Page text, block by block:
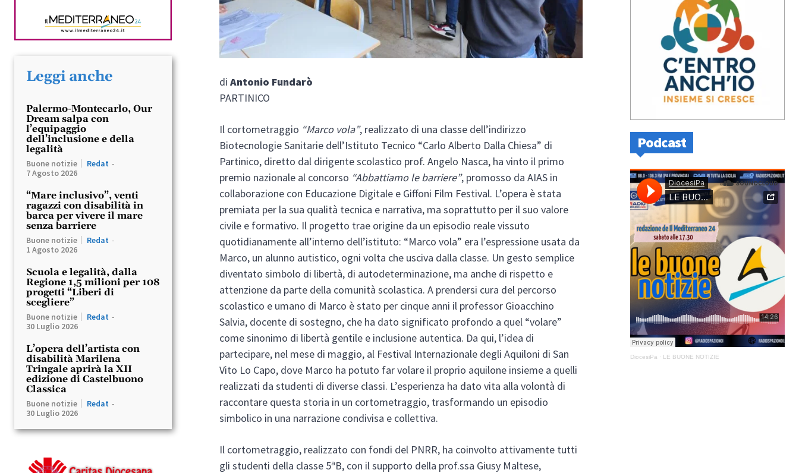
Leggi anche
Palermo-Montecarlo, Our
Dream salpa con
l’equipaggio
dell’inclusione e della
legalità
Buone notizie Redat -
7 Agosto 2026
“Mare inclusivo”, venti
ragazzi con disabilità in
barca per vivere il mare
senza barriere
Buone notizie Redat -
1 Agosto 2026
Scuola e legalità, dalla
Regione 1,5 milioni per 108
progetti “Liberi di
scegliere”
Buone notizie Redat -
30 Luglio 2026
L’opera dell’artista con
disabilità Marilena
Tringale aprirà la XII
edizione di Castelbuono
Classica
Buone notizie Redat -
30 Luglio 2026
diAntonio Fundarò
PARTINICO
Il cortometraggio “Marco vola”, realizzato di una classe dell’indirizzo
Biotecnologie Sanitarie dell’Istituto Tecnico “Carlo Alberto Dalla Chiesa” di
Partinico, diretto dal dirigente scolastico prof. Angelo Nasca, ha vinto il primo
premio nazionale al concorso “Abbattiamo le barriere”, promosso da AIAS in
collaborazione con Educazione Digitale e Giffoni Film Festival. L’opera è stata
premiata per la sua qualità tecnica e narrativa, ma soprattutto per il suo valore
civile e formativo. Il progetto trae origine da un episodio reale vissuto
quotidianamente all’interno dell’istituto: “Marco vola” era l’espressione usata da
Marco, un alunno autistico, ogni volta che usciva dalla classe. Un gesto semplice
diventato simbolo di libertà, di autodeterminazione, ma anche di rispetto e
attenzione da parte della comunità scolastica. A prendersi cura del percorso
scolastico e umano di Marco è stato per cinque anni il professor Gioacchino
Salvia, docente di sostegno, che ha dato significato profondo a quel “volare”
come sinonimo di libertà gentile e inclusione autentica. Da qui, l’idea di
partecipare, nel mese di maggio, al Festival Internazionale degli Aquiloni di San
Vito Lo Capo, dove Marco ha potuto far volare il proprio aquilone insieme a quelli
realizzati da studenti di diverse classi. L’esperienza ha dato vita alla volontà di
raccontare questa storia in un cortometraggio, trasformando un episodio
simbolico in una narrazione condivisa e collettiva.
Il cortometraggio, realizzato con fondi del PNRR, ha coinvolto attivamente tutti
gli studenti della classe 5ªB, con il supporto della prof.ssa Giusy Maltese,
Podcast
DiocesiPa · LE BUONE NOTIZIE